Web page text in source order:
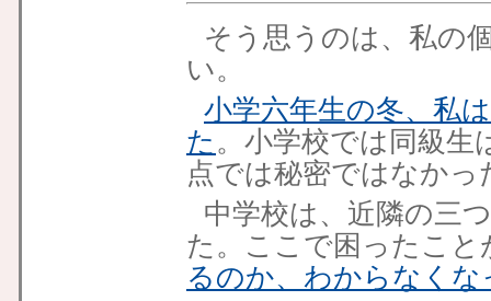
そう思うのは、私の
い。
小学六年生の冬、私
た 。小学校では同級生
点では秘密ではなかっ
中学校は、近隣の三
た。ここで困ったこと
るのか、わからなくな